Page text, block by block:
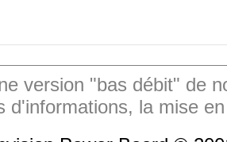
version "bas débit" de
d'informations, la mise